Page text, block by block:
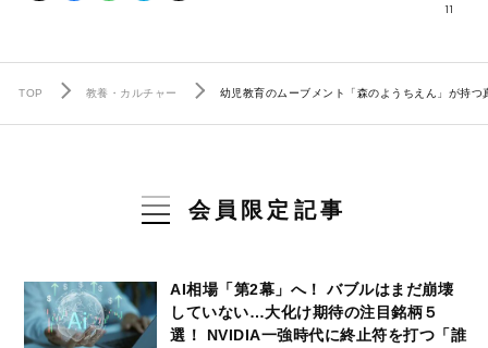
11
TOP 教養・カルチャー 幼児教育のムーブメント「森のようちえん」が持
会員限定記事
AI相場「第2幕」へ！ バブルはまだ崩壊
していない…大化け期待の注目銘柄５
選！ NVIDIA一強時代に終止符を打つ「誰